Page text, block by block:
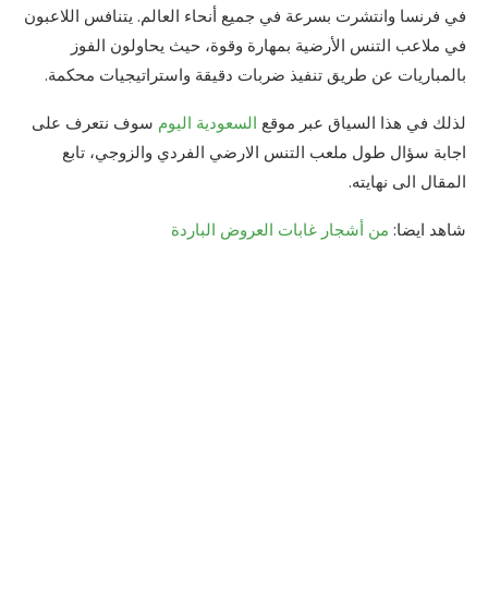
في فرنسا وانتشرت بسرعة في جميع أنحاء العالم. يتنافس اللاعبون
في ملاعب التنس الأرضية بمهارة وقوة، حيث يحاولون الفوز
بالمباريات عن طريق تنفيذ ضربات دقيقة واستراتيجيات محكمة.
لذلك في هذا السياق عبر موقع السعودية اليوم سوف نتعرف على
اجابة سؤال طول ملعب التنس الارضي الفردي والزوجي، تابع
المقال الى نهايته.
شاهد ايضا: من أشجار غابات العروض الباردة